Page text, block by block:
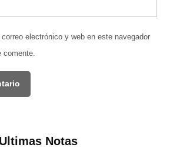
electrónico y web en este navegador
comente.
Ultimas Notas